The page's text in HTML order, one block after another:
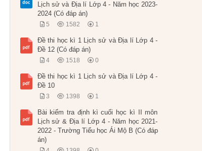
Lịch sử và Địa lí Lớp 4 - Năm học 2023-
2024 (Có đáp án)
5 1582 1
Đề thi học kì 1 Lịch sử và Địa lí Lớp 4 -
Đề 12 (Có đáp án)
4 1518 0
Đề thi học kì 1 Lịch sử và Địa lí Lớp 4 -
Đề 10
3 1398 1
Bài kiểm tra định kì cuối học kì II môn
Lịch sử & Địa lí Lớp 4 - Năm học 2021-
2022 - Trường Tiểu học Ái Mộ B (Có đáp
án)